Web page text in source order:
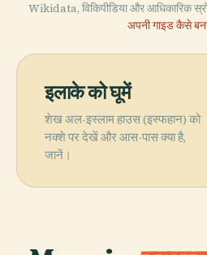
Wikidata, विकिपीडिया और आधिकारिक
अपनी गाइड कैसे
इलाके को घूमें
शेख अल-इस्लाम हाउस (इस्फहान) को
नक्शे पर देखें और आस-पास क्या है,
जानें।